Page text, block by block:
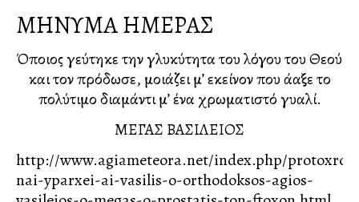
ΜΗΝΥΜΑ ΗΜΕΡΑΣ
Όποιος γεύτηκε την γλυκύτητα του λόγου του Θεού
και τον πρόδωσε, μοιάζει μ’ εκείνον που άλλαξε το
πολύτιμο διαμάντι μ’ ένα χρωματιστό γυαλί.
ΜΕΓΑΣ ΒΑΣΙΛΕΙΟΣ
http://www.agiameteora.net/index.php/
nai-yparxei-ai-vasilis-o-orthodoksos-agios-